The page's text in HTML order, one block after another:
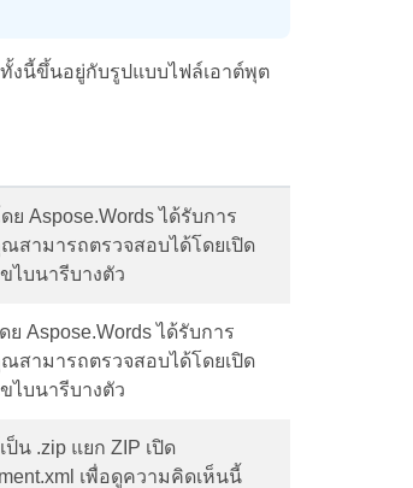
งนี้ขึ้นอยู่กับรูปแบบไฟล์เอาต์พุต
ย Aspose.Words ได้รับการ
สามารถตรวจสอบได้โดยเปิด
ไบนารีบางตัว
ย Aspose.Words ได้รับการ
สามารถตรวจสอบได้โดยเปิด
ไบนารีบางตัว
ป็น .zip แยก ZIP เปิด
เพื่อดูความคิดเห็นนี้